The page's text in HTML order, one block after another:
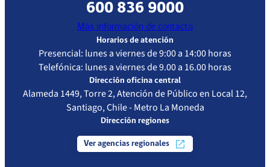
600 836 9000
Más información de contacto
Horarios de atención
Presencial: lunes a viernes de 9:00 a 14:00 horas
Telefónica: lunes a viernes de 9.00 a 16.00 horas
Dirección oficina central
Alameda 1449, Torre 2, Atención de Público en Local 12,
Santiago, Chile - Metro La Moneda
Dirección regiones
Ver agencias regionales